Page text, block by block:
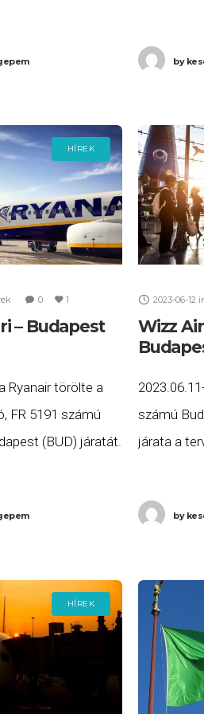
Ön
Bariba,by
HÍREK
0 1
– Budapest
Ryanair törölte a
FR 5191 számú
(BUD) járatát.
2023-06-12
Wizz
számú
járata a
Bariba,by
HÍREK